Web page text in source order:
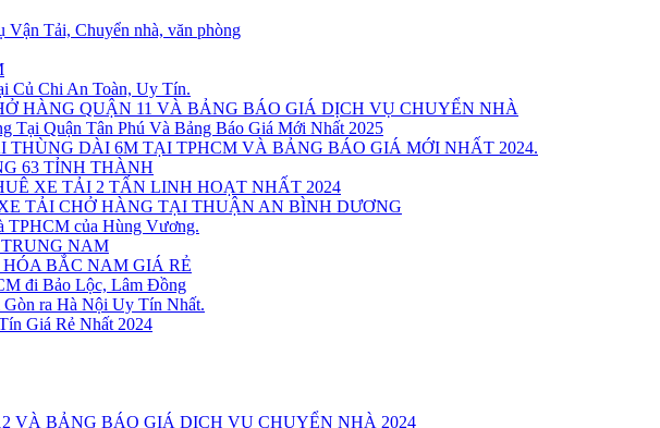
Tải, Chuyển nhà, văn phòng
Củ Chi An Toàn, Uy Tín.
HÀNG QUẬN 11 VÀ BẢNG BÁO GIÁ DỊCH VỤ CHUYỂN NHÀ
Tại Quận Tân Phú Và Bảng Báo Giá Mới Nhất 2025
THÙNG DÀI 6M TẠI TPHCM VÀ BẢNG BÁO GIÁ MỚI NHẤT 2024.
63 TỈNH THÀNH
XE TẢI 2 TẤN LINH HOẠT NHẤT 2024
TẢI CHỞ HÀNG TẠI THUẬN AN BÌNH DƯƠNG
TPHCM của Hùng Vương.
NAM
BẮC NAM GIÁ RẺ
đi Bảo Lộc, Lâm Đồng
Gòn ra Hà Nội Uy Tín Nhất.
Giá Rẻ Nhất 2024
VÀ BẢNG BÁO GIÁ DỊCH VỤ CHUYỂN NHÀ 2024